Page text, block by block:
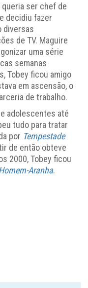
queria ser chef de
decidiu fazer
diversas
de TV. Maguire
uma série
semanas
Tobey ficou amigo
em ascensão, o
de trabalho.
adolescentes até
tudo para tratar
por Tempestade
de então obteve
2000, Tobey ficou
Aranha.